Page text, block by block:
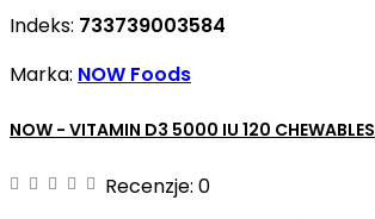
Indeks: 733739003584
Marka: NOW Foods
NOW - VITAMIN D3 5000 IU 120 CHEWABLES
Recenzje: 0